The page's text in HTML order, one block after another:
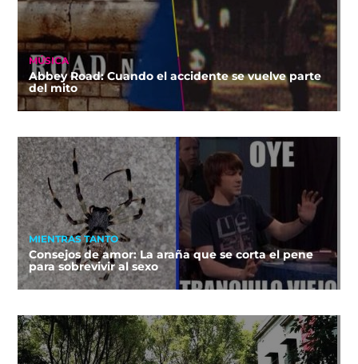
MÚSICA
Abbey Road: Cuando el accidente se vuelve parte
del mito
MIENTRAS TANTO
Consejos de amor: La araña que se corta el pene
para sobrevivir al sexo